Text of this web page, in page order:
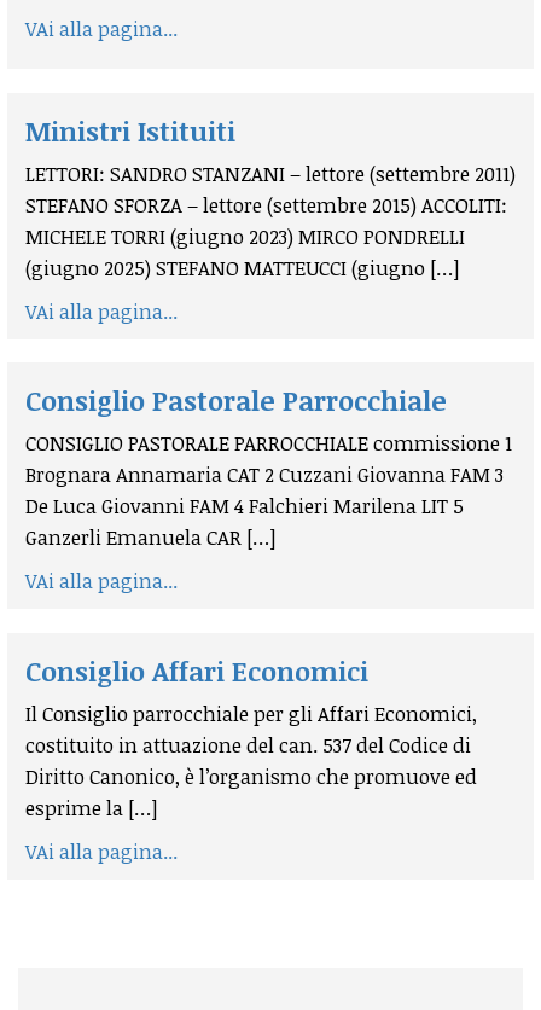
VAi alla pagina...
Ministri Istituiti
LETTORI: SANDRO STANZANI – lettore (settembre 2011)
STEFANO SFORZA – lettore (settembre 2015) ACCOLITI:
MICHELE TORRI (giugno 2023) MIRCO PONDRELLI
(giugno 2025) STEFANO MATTEUCCI (giugno […]
VAi alla pagina...
Consiglio Pastorale Parrocchiale
CONSIGLIO PASTORALE PARROCCHIALE commissione 1
Brognara Annamaria CAT 2 Cuzzani Giovanna FAM 3
De Luca Giovanni FAM 4 Falchieri Marilena LIT 5
Ganzerli Emanuela CAR […]
VAi alla pagina...
Consiglio Affari Economici
Il Consiglio parrocchiale per gli Affari Economici,
costituito in attuazione del can. 537 del Codice di
Diritto Canonico, è l’organismo che promuove ed
esprime la […]
VAi alla pagina...